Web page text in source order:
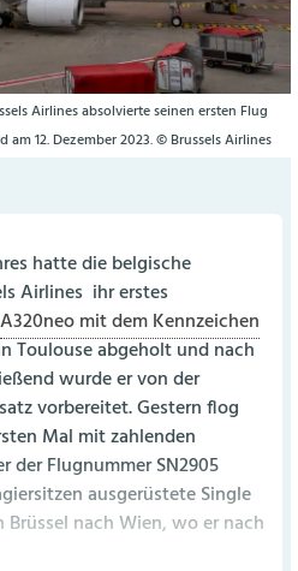
Airlines absolvierte seinen ersten Flug
12. Dezember 2023. © Brussels Airlines
hatte die belgische
Airlines ihr erstes
A320neo mit dem Kennzeichen
Toulouse abgeholt und nach
wurde er von der
vorbereitet. Gestern flog
Mal mit zahlenden
der Flugnummer SN2905
ausgerüstete Single
Brüssel nach Wien, wo er nach